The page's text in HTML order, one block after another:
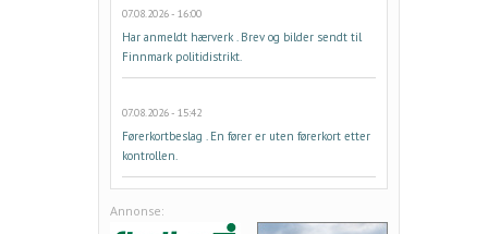
07.08.2026 - 16:00
Har anmeldt hærverk . Brev og bilder sendt til
Finnmark politidistrikt.
07.08.2026 - 15:42
Førerkortbeslag . En fører er uten førerkort etter
kontrollen.
Annonse: